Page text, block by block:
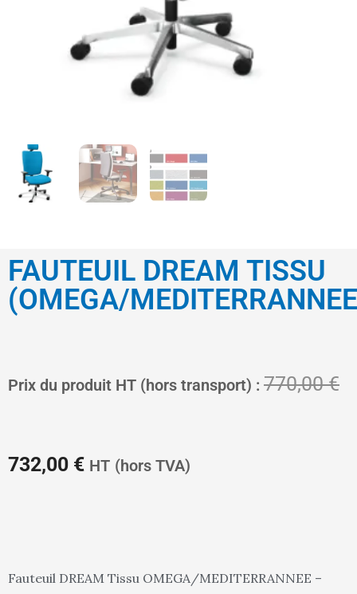
FAUTEUIL DREAM TISSU
(OMEGA/
Prix du produit HT (hors transport) : 770,00€
732,00 €
Le
prix
HT (hors TVA)
Fauteuil DREAM Tissu OMEGA/MEDITERRANNEE –